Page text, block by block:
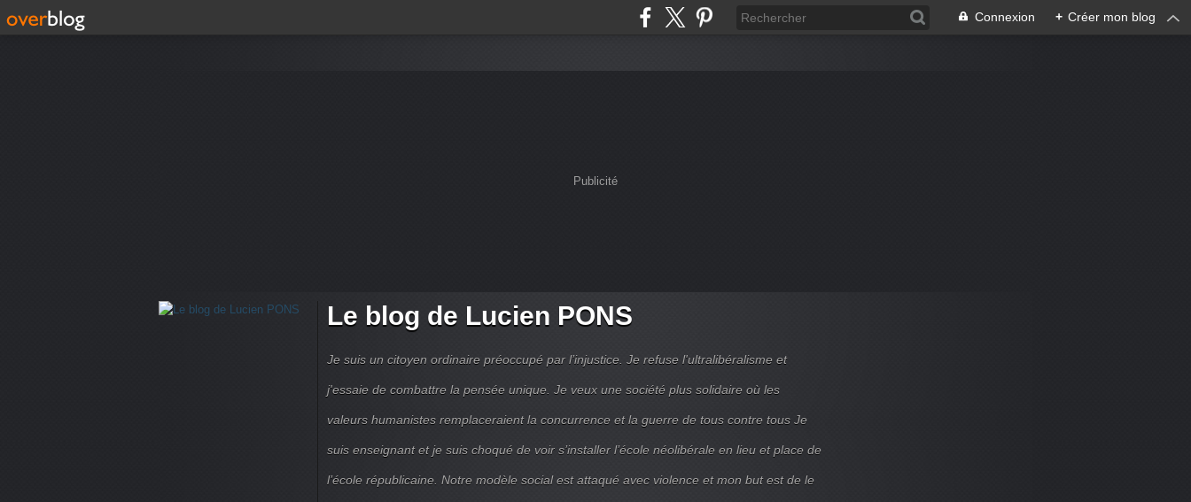
Connexion + Créer mon blog
Publicité
Le blog de Lucien PONS
Je suis un citoyen ordinaire préoccupé par l’injustice. Je refuse l'ultralibéralisme et
j'essaie de combattre la pensée unique. Je veux une société plus solidaire où les
valeurs humanistes remplaceraient la concurrence et la guerre de tous contre tous Je
suis enseignant et je suis choqué de voir s’installer l’école néolibérale en lieu et place de
l’école républicaine. Notre modèle social est attaqué avec violence et mon but est de le